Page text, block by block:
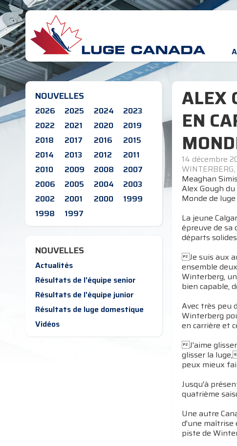
NOUVELLES
2026 2025 2024
2023
2022
2021 2020
2019
2018
2017 2016
2015
2014
2013 2012
2011
2010
2009 2008
2007
2006
2005 2004
2003
2002
2001 2000
1999
1998
1997
NOUVELLES
Actualités
Résultats de l'équipe senior
Résultats de l'équipe junior
Résultats de luge domestique
Vidéos
ALEX
EN
14 décembre
WINTERBERG,
Meaghan
Alex Gough
Monde de
La jeune
épreuve de
départs
Je suis aux
ensemble
Winterberg,
bien capable,
Avec très peu
Winterberg
en carrière et
J'aime glisser
glisser la
peux mieux
Jusqu'à
quatrième
Une autre
d'une maîtrise
piste de